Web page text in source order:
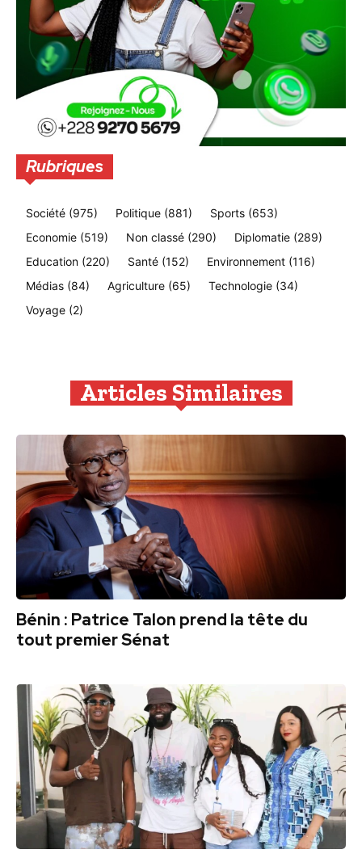
Rubriques
Société (975) Politique (881) Sports (653)
Economie (519) Non classé (290) Diplomatie (289)
Education (220) Santé (152) Environnement (116)
Médias (84) Agriculture (65) Technologie (34)
Voyage (2)
Articles Similaires
Bénin : Patrice Talon prend la tête du
tout premier Sénat